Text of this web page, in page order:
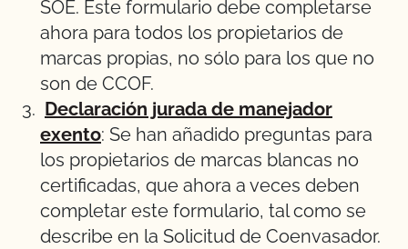
SOE. Este formulario debe completarse
ahora para todos los propietarios de
marcas propias, no sólo para los que no
son de CCOF.
Declaración jurada de manejador
exento: Se han añadido preguntas para
los propietarios de marcas blancas no
certificadas, que ahora a veces deben
completar este formulario, tal como se
describe en la Solicitud de Coenvasador.